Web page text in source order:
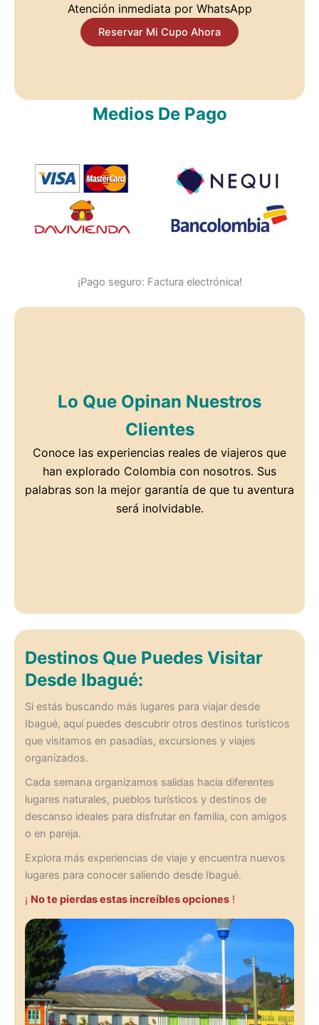
Atención inmediata por WhatsApp
Reservar Mi Cupo Ahora
Medios De Pago
¡Pago seguro: Factura electrónica!
Lo Que Opinan Nuestros
Clientes
Conoce las experiencias reales de viajeros que
han explorado Colombia con nosotros. Sus
palabras son la mejor garantía de que tu aventura
será inolvidable.
Destinos Que Puedes Visitar
Desde Ibagué:
Si estás buscando más lugares para viajar desde
Ibagué, aquí puedes descubrir otros destinos turísticos
que visitamos en pasadías, excursiones y viajes
organizados.
Cada semana organizamos salidas hacia diferentes
lugares naturales, pueblos turísticos y destinos de
descanso ideales para disfrutar en familia, con amigos
o en pareja.
Explora más experiencias de viaje y encuentra nuevos
lugares para conocer saliendo desde Ibagué.
¡ No te pierdas estas increíbles opciones!